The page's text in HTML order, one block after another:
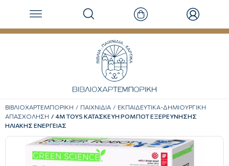
ΒΙΒΛΙΟΧΑΡΤΕΜΠΟΡΙΚΗ ΠΑΙΧΝΙΔΙΑ
ΕΚΠΑΙΔΕΥΤΙΚΑ-ΔΗΜΙΟΥΡΓΙΚΗ
ΑΠΑΣΧΟΛΗΣΗ
4M TOYS ΚΑΤΑΣΚΕΥΗ ΡΟΜΠΟΤ ΕΞΕΡΕΥΝΗΣΗΣ
ΗΛΙΑΚΗΣ ΕΝΕΡΓΕΙΑΣ